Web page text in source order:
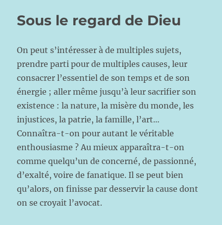
Sous le regard de Dieu
On peut s’intéresser à de multiples sujets,
prendre parti pour de multiples causes, leur
consacrer l’essentiel de son temps et de son
énergie ; aller même jusqu’à leur sacrifier son
existence : la nature, la misère du monde, les
injustices, la patrie, la famille, l’art…
Connaîtra-t-on pour autant le véritable
enthousiasme ? Au mieux apparaîtra-t-on
comme quelqu’un de concerné, de passionné,
d’exalté, voire de fanatique. Il se peut bien
qu’alors, on finisse par desservir la cause dont
on se croyait l’avocat.